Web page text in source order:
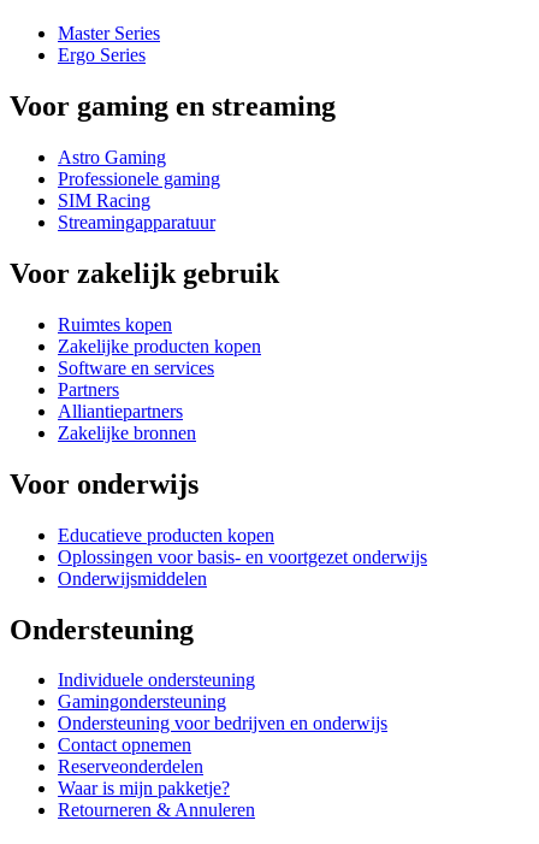
Master Series
Ergo Series
Voor gaming en streaming
Astro Gaming
Professionele gaming
SIM Racing
Streamingapparatuur
Voor zakelijk gebruik
Ruimtes kopen
Zakelijke producten kopen
Software en services
Partners
Alliantiepartners
Zakelijke bronnen
Voor onderwijs
Educatieve producten kopen
Oplossingen voor basis- en voortgezet onderwijs
Onderwijsmiddelen
Ondersteuning
Individuele ondersteuning
Gamingondersteuning
Ondersteuning voor bedrijven en onderwijs
Contact opnemen
Reserveonderdelen
Waar is mijn pakketje?
Retourneren & Annuleren